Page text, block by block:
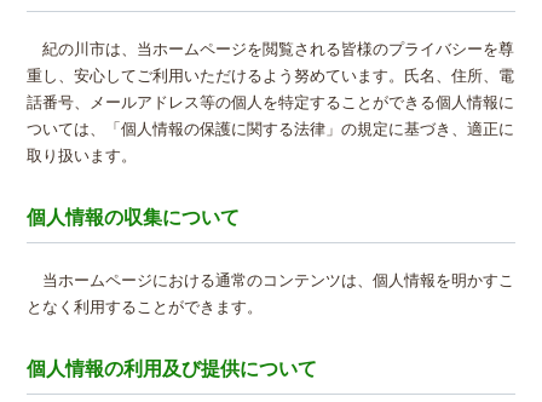
紀の川市は、当ホームページを閲覧される皆様のプライバシーを尊
重し、安心してご利用いただけるよう努めています。氏名、住所、電
話番号、メールアドレス等の個人を特定することができる個人情報に
ついては、「個人情報の保護に関する法律」の規定に基づき、適正に
取り扱います。
個人情報の収集について
当ホームページにおける通常のコンテンツは、個人情報を明かすこ
となく利用することができます。
個人情報の利用及び提供について